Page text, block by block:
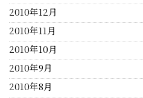
2010年12月
2010年11月
2010年10月
2010年9月
2010年8月